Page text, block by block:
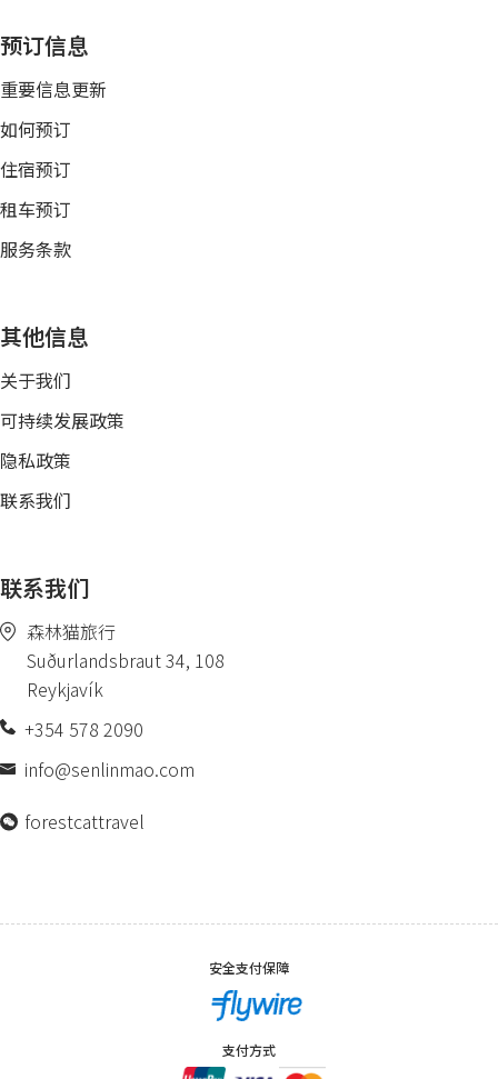
预订信息
重要信息更新
如何预订
住宿预订
租车预订
服务条款
其他信息
关于我们
可持续发展政策
隐私政策
联系我们
联系我们
森林猫旅行
Suðurlandsbraut 34, 108
Reykjavík
+354 578 2090
info@senlinmao.com
forestcattravel
安全支付保障
支付方式